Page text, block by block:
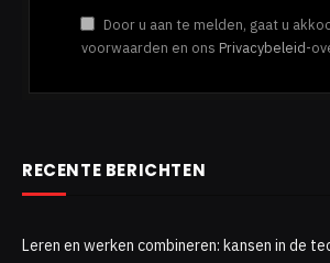
Door u aan te melden, gaat u
voorwaarden en ons Privacybeleid-
RECENTE BERICHTEN
Leren en werken combineren: kansen in de